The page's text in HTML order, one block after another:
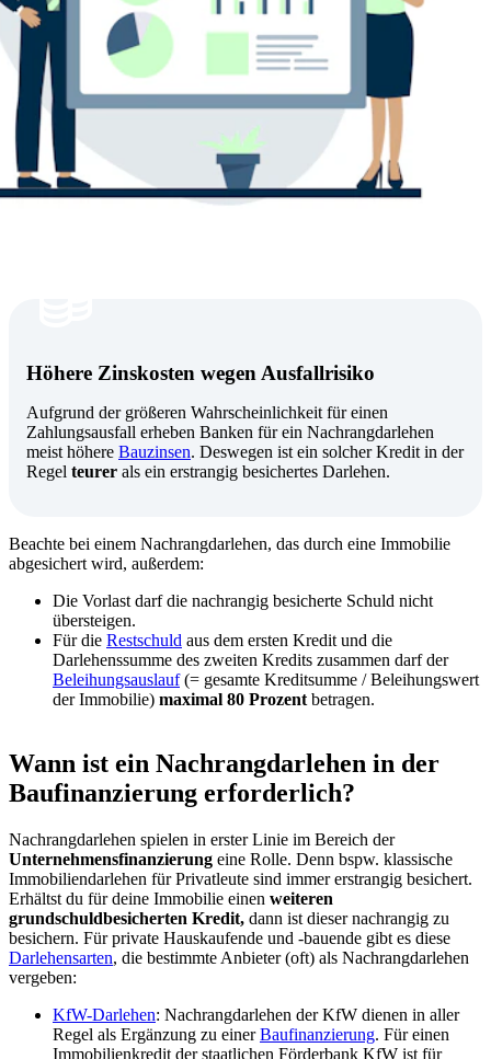
Höhere Zinskosten wegen Ausfallrisiko
Aufgrund der größeren Wahrscheinlichkeit für einen
Zahlungsausfall erheben Banken für ein Nachrangdarlehen
meist höhere Bauzinsen. Deswegen ist ein solcher Kredit in der
Regel teurer als ein erstrangig besichertes Darlehen.
Beachte bei einem Nachrangdarlehen, das durch eine Immobilie
abgesichert wird, außerdem:
Die Vorlast darf die nachrangig besicherte Schuld nicht
übersteigen.
Für die Restschuld aus dem ersten Kredit und die
Darlehenssumme des zweiten Kredits zusammen darf der
Beleihungsauslauf(= gesamte Kreditsumme / Beleihungswert
der Immobilie) maximal 80 Prozent betragen.
Wann ist ein Nachrangdarlehen in der
Baufinanzierung erforderlich?
Nachrangdarlehen spielen in erster Linie im Bereich der
Unternehmensfinanzierung eine Rolle. Denn bspw. klassische
Immobiliendarlehen für Privatleute sind immer erstrangig besichert.
Erhältst du für deine Immobilie einen weiteren
grundschuldbesicherten Kredit, dann ist dieser nachrangig zu
besichern. Für private Hauskaufende und -bauende gibt es diese
Darlehensarten, die bestimmte Anbieter (oft) als Nachrangdarlehen
vergeben:
KfW-Darlehen: Nachrangdarlehen der KfW dienen in aller
Regel als Ergänzung zu einerBaufinanzierung. Für einen
Immobilienkredit der staatlichen Förderbank KfW ist für